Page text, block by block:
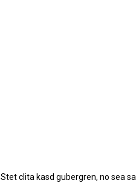
Stet clita kasd gubergren, no sea